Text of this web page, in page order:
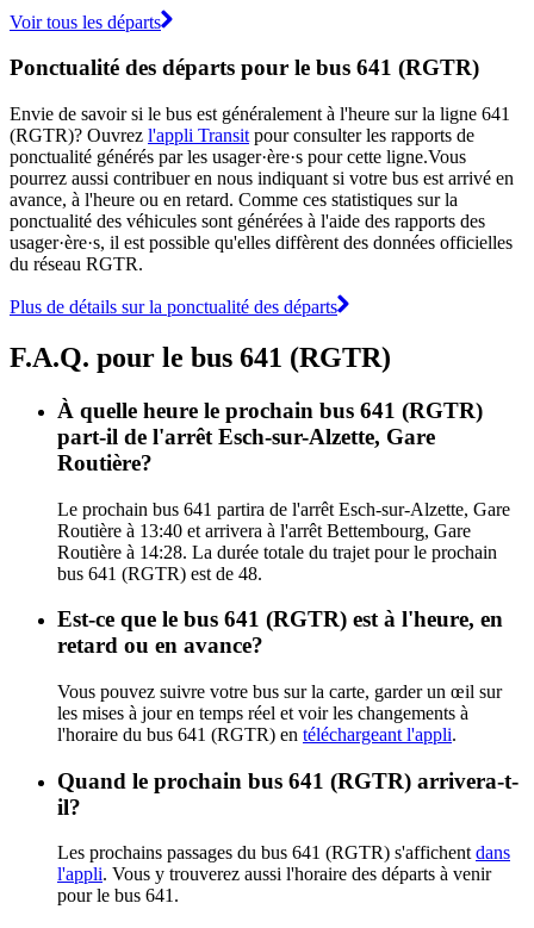
Voir tous les départs
Ponctualité des départs pour le bus 641 (RGTR)
Envie de savoir si le bus est généralement à l'heure sur la ligne 641
(RGTR)? Ouvrez l'appli Transit pour consulter les rapports de
ponctualité générés par les usager·ère·s pour cette ligne.Vous
pourrez aussi contribuer en nous indiquant si votre bus est arrivé en
avance, à l'heure ou en retard. Comme ces statistiques sur la
ponctualité des véhicules sont générées à l'aide des rapports des
usager·ère·s, il est possible qu'elles diffèrent des données officielles
du réseau RGTR.
Plus de détails sur la ponctualité des départs
F.A.Q. pour le bus 641 (RGTR)
À quelle heure le prochain bus 641 (RGTR)
part-il de l'arrêt Esch-sur-Alzette, Gare
Routière?
Le prochain bus 641 partira de l'arrêt Esch-sur-Alzette, Gare
Routière à 13:40 et arrivera à l'arrêt Bettembourg, Gare
Routière à 14:28. La durée totale du trajet pour le prochain
bus 641 (RGTR) est de 48.
Est-ce que le bus 641 (RGTR) est à l'heure, en
retard ou en avance?
Vous pouvez suivre votre bus sur la carte, garder un œil sur
les mises à jour en temps réel et voir les changements à
l'horaire du bus 641 (RGTR) en téléchargeant l'appli.
Quand le prochain bus 641 (RGTR) arrivera-t-
il?
Les prochains passages du bus 641 (RGTR) s'affichentdans
l'appli. Vous y trouverez aussi l'horaire des départs à venir
pour le bus 641.